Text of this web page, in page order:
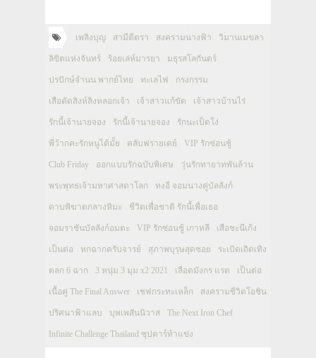
เพลิงบุญ สามีตีตรา สงครามนางฟ้า วิมานเมขลา
ลิขิตแห่งจันทร์ ร้อยเล่ห์มารยา มธุรสโลกันตร์
ปรปักษ์จำนน พากย์ไทย ทะเลไฟ กรงกรรม
เสือตัดสิงห์ลิงหลอกเจ้า เจ้าสาวแก้ขัด เจ้าสาวบ้านไร่
รักนี้เจ้านายจอง รักนี้เจ้านายจอง รักนะเป็ดโง่
พี่ว้ากคะรักหนูได้มั้ย คลับฟรายเดย์ VIP รักซ่อนชู้
Club Friday ออกแบบรักฉบับพิเศษ วุ่นรักทายาทพันล้าน
พระพุทธเจ้ามหาศาสดาโลก ทงอี จอมนางคู่บัลลังก์
ดาบพิฆาตกลางหิมะ ชีวิตเพื่อชาติ รักนี้เพื่อเธอ
จอมราชันบัลลังก์อมตะ VIP รักซ่อนชู้ เกาหลี เสือชะนีเก้ง
เป็นต่อ หกฉากครับจารย์ สุภาพบุรุษสุดซอย ระเบิดเถิดเทิง
ตลก 6 ฉาก 3 หนุ่ม 3 มุม x2 2021 เลือดมังกร แรด เป็นต่อ
เนื้อคู่ The Final Answer เชฟกระทะเหล็ก สงครามชีวิตโอชิน
ปริศนาฟ้าแลบ บุพเพสันนิวาส The Next Iron Chef
Infinite Challenge Thailand ซุปตาร์ท้าแข่ง